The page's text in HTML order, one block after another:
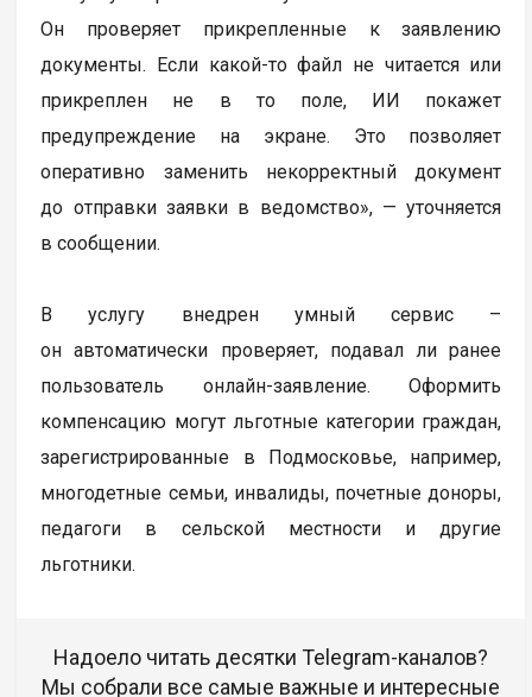
Он проверяет прикрепленные к заявлению
документы. Если какой-то файл не читается или
прикреплен не в то поле, ИИ покажет
предупреждение на экране. Это позволяет
оперативно заменить некорректный документ
до отправки заявки в ведомство», — уточняется
в сообщении.
В услугу внедрен умный сервис –
он автоматически проверяет, подавал ли ранее
пользователь онлайн-заявление. Оформить
компенсацию могут льготные категории граждан,
зарегистрированные в Подмосковье, например,
многодетные семьи, инвалиды, почетные доноры,
педагоги в сельской местности и другие
льготники.
Надоело читать десятки Telegram-каналов?
Мы собрали все самые важные и интересные